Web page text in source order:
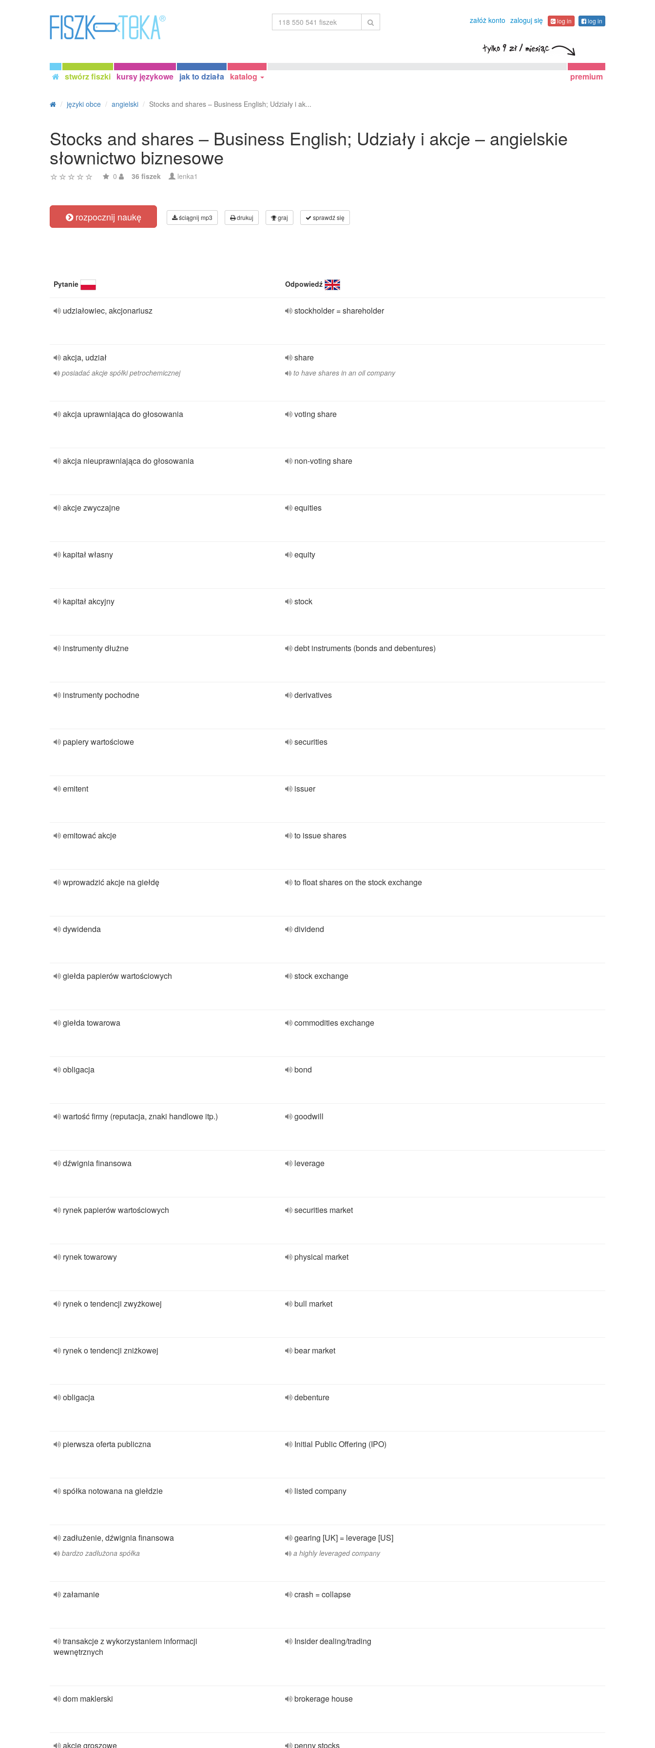
załóż konto zaloguj się log in log in
stwórz fiszki kursy językowe jak to działa katalog premium
języki obce angielski Stocks and shares – Business English; Udziały i ak...
Stocks and shares – Business English; Udziały i akcje – angielskie
słownictwo biznesowe
0 36 fiszek lenka1
rozpocznij naukę ściągnij mp3 drukuj graj sprawdź się
Pytanie Odpowiedź
udziałowiec, akcjonariusz stockholder = shareholder
akcja, udział
posiadać akcje spółki petrochemicznej
share
to have shares in an oil company
akcja uprawniająca do głosowania voting share
akcja nieuprawniająca do głosowania non-voting share
akcje zwyczajne equities
kapitał własny equity
kapitał akcyjny stock
instrumenty dłużne debt instruments (bonds and debentures)
instrumenty pochodne derivatives
papiery wartościowe securities
emitent issuer
emitować akcje to issue shares
wprowadzić akcje na giełdę to float shares on the stock exchange
dywidenda dividend
giełda papierów wartościowych stock exchange
giełda towarowa commodities exchange
obligacja bond
wartość firmy (reputacja, znaki handlowe itp.) goodwill
dźwignia finansowa leverage
rynek papierów wartościowych securities market
rynek towarowy physical market
rynek o tendencji zwyżkowej bull market
rynek o tendencji zniżkowej bear market
obligacja debenture
pierwsza oferta publiczna Initial Public Offering (IPO)
spółka notowana na giełdzie listed company
zadłużenie, dźwignia finansowa
bardzo zadłużona spółka
gearing [UK] = leverage [US]
a highly leveraged company
załamanie crash = collapse
transakcje z wykorzystaniem informacji
wewnętrznych
Insider dealing/trading
dom maklerski brokerage house
akcje groszowe penny stocks